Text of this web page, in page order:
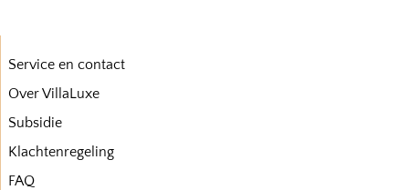
Service en contact
Over VillaLuxe
Subsidie
Klachtenregeling
FAQ